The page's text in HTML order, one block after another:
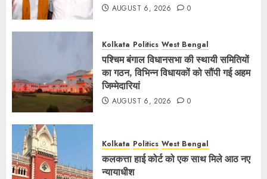
AUGUST 6, 2026 0
Kolkata Politics West Bengal
पश्चिम बंगाल विधानसभा की स्थायी समितियों
का गठन, विभिन्न विधायकों को सौंपी गई अहम
जिम्मेदारियां
AUGUST 6, 2026 0
Kolkata Politics West Bengal
कलकत्ता हाई कोर्ट को एक साथ मिले आठ नए
न्यायाधीश